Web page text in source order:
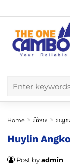
Home ព័ត៌មាន សណ្ឋា
Huylin
Post byadmin